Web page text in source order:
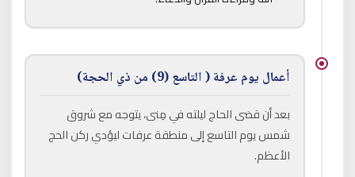
أعمال يوم عرفة ( التاسع (9) من ذي الحجة)
بعد أن قضى الحاج ليلته في مِنى، يتوجه مع شروق
شمس يوم التاسع إلى منطقة عرفات ليؤدي ركن الحج
الأعظم.